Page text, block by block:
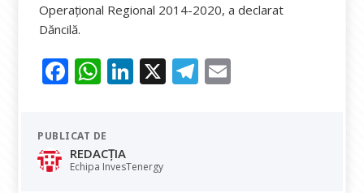
Operațional Regional 2014-2020, a declarat
Dăncilă.
F
ac
b
o
W
h
s
A
Li
n
dI
X T
el
PUBLICAT DE
REDACȚIA
Echipa InvesTenergy